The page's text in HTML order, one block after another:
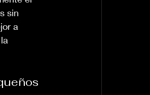
sin
a